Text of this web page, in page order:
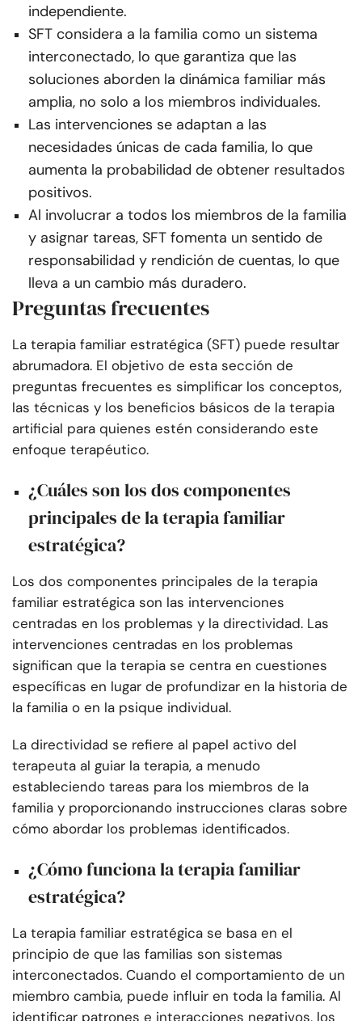
independiente.
SFT considera a la familia como un sistema
interconectado, lo que garantiza que las
soluciones aborden la dinámica familiar más
amplia, no solo a los miembros individuales.
Las intervenciones se adaptan a las
necesidades únicas de cada familia, lo que
aumenta la probabilidad de obtener resultados
positivos.
Al involucrar a todos los miembros de la familia
y asignar tareas, SFT fomenta un sentido de
responsabilidad y rendición de cuentas, lo que
lleva a un cambio más duradero.
Preguntas frecuentes
La terapia familiar estratégica (SFT) puede resultar
abrumadora. El objetivo de esta sección de
preguntas frecuentes es simplificar los conceptos,
las técnicas y los beneficios básicos de la terapia
artificial para quienes estén considerando este
enfoque terapéutico.
¿Cuáles son los dos componentes
principales de la terapia familiar
estratégica?
Los dos componentes principales de la terapia
familiar estratégica son las intervenciones
centradas en los problemas y la directividad. Las
intervenciones centradas en los problemas
significan que la terapia se centra en cuestiones
específicas en lugar de profundizar en la historia de
la familia o en la psique individual.
La directividad se refiere al papel activo del
terapeuta al guiar la terapia, a menudo
estableciendo tareas para los miembros de la
familia y proporcionando instrucciones claras sobre
cómo abordar los problemas identificados.
¿Cómo funciona la terapia familiar
estratégica?
La terapia familiar estratégica se basa en el
principio de que las familias son sistemas
interconectados. Cuando el comportamiento de un
miembro cambia, puede influir en toda la familia. Al
identificar patrones e interacciones negativos, los